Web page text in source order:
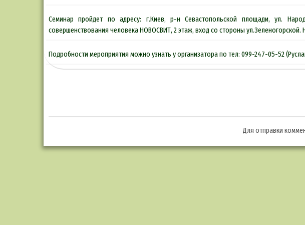
Семинар пройдет по адресу: г.Киев, р-н Севастопольской площади, ул.
совершенствования человека НОВОСВИТ, 2 этаж, вход со стороны ул.Зеленогорской.
Подробности мероприятия можно узнать у организатора по тел: 099-247-05-52
Для отправки